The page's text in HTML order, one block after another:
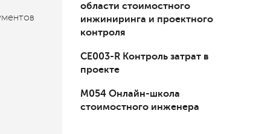
области стоимостного
инжиниринга и проектного
контроля
СЕ003-R Контроль затрат в
проекте
М054 Онлайн-школа
стоимостного инженера